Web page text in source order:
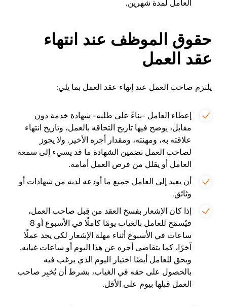
العامل لمدة شهرين.
حقوق الموظف عند انتهاء
عقد العمل
يلتزم صاحب العمل عند إنهاء عقد العمل بما يلي:
إعطاء العامل -بناءً على طلبه- شهادة خدمة دون
مقابل، يوضح فيها تاريخ التحاقه بالعمل، وتاريخ انتهاء
علاقته به، ومهنته، ومقدار أجره الأخير. ولا يجوز
لصاحب العمل تضمين الشهادة ما قد يسيء إلى سمعة
العامل أو يقلل من فرص العمل أمامه.
أن يعيد إلى العامل جميع ما أودعه لديه من شهادات أو
وثائق.
إذا كان الإشعار بفسخ العقد من قِبل صاحب العمل،
فيُسمَح للعامل بالغياب يومًا كاملًا في الأسبوع أو 8
ساعات في الأسبوع أثناء مهلة الإشعار لكي يجد عملًا
آخرًا، كما يتقاضى أجره عن هذا اليوم أو ساعات غيابه.
ويحق للعامل أيضًا اختيار اليوم الذي يرغب فيه
بالحصول على حقه في الغياب، بشرط أن يُخبِر صاحب
العمل قبلها بيوم على الأقل.